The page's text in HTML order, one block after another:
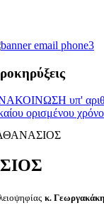
κ.
υπ' αριθμ.
ορισμένου